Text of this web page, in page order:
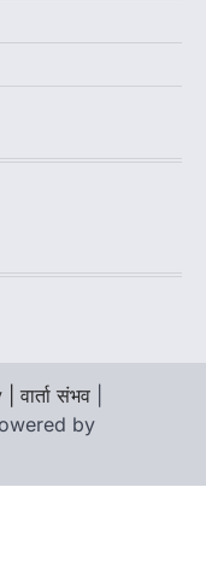
संभव
by